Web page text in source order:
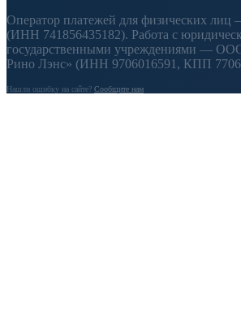
Оператор платежей для физических
(ИНН 741856435182). Работа с
государственными учреждениями —
Рино Лэнс» (ИНН 9706016591, КПП
Нашли ошибку на сайте? Сообщите нам